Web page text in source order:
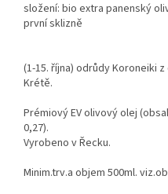
složení: bio extra panenský
první sklizně
(1-15. října) odrůdy Koroneiki
Krétě.
Prémiový EV olivový olej
0,27).
Vyrobeno v Řecku.
Minim.trv.a objem 500ml.